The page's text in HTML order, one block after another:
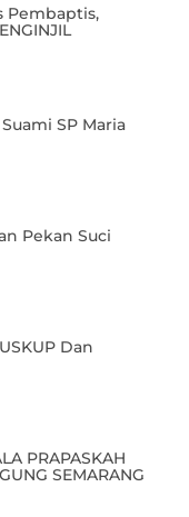
Pembaptis,
SP Maria
Pekan Suci
Dan
PRAPASKAH
SEMARANG